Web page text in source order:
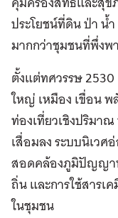
ประโยชน์ที่ดิน ป่า น้
มากกว่าชุมชนที่พึ่งพ
ตั้งแต่ทศวรรษ 2530
ใหญ่ เหมือง เขื่อน พ
ท่องเที่ยวเชิงปริมา
เสื่อมลง ระบบนิเว
สอดคล้องภูมิปัญญา
ถิ่น และการใช้สารเ
ในชุมชน